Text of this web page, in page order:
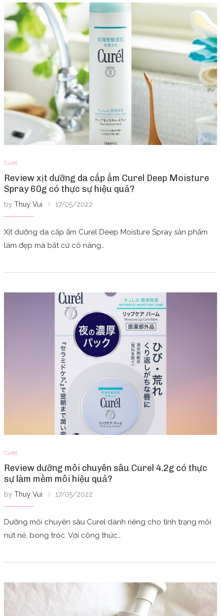
Curel
Review xịt dưỡng da cấp ẩm Curel Deep Moisture
Spray 60g có thực sự hiệu quả?
by Thuy Vui 17/05/2022
Xịt dưỡng da cấp ẩm Curel Deep Moisture Spray sản phẩm
làm đẹp mà bất cứ cô nàng…
Curel
Review dưỡng môi chuyên sâu Curel 4.2g có thực
sự làm mềm môi hiệu quả?
by Thuy Vui 17/05/2022
Dưỡng môi chuyên sâu Curel dành riêng cho tình trạng môi
nứt nẻ, bong tróc. Với công thức…